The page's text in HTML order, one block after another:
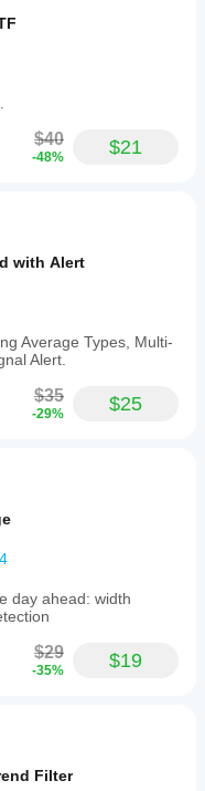
$40
-48% $21
with Alert
Average Types, Multi-
Alert.
$35
-29% $25
day ahead: width
$29
-35% $19
Trend Filter